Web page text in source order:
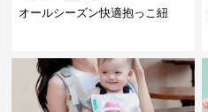
オールシーズン快適抱っこ紐